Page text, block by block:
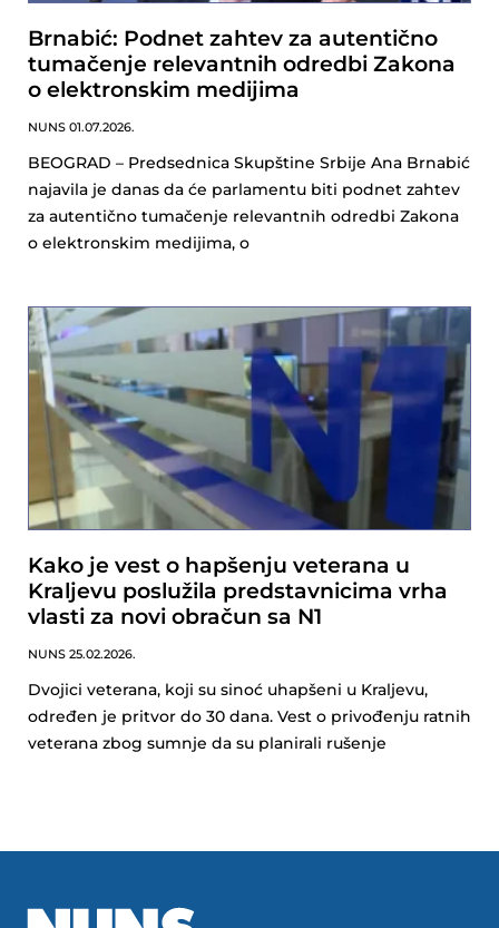
Brnabić: Podnet zahtev za autentično
tumačenje relevantnih odredbi Zakona
o elektronskim medijima
NUNS 01.07.2026.
BEOGRAD – Predsednica Skupštine Srbije Ana Brnabić
najavila je danas da će parlamentu biti podnet zahtev
za autentično tumačenje relevantnih odredbi Zakona
o elektronskim medijima, o
Kako je vest o hapšenju veterana u
Kraljevu poslužila predstavnicima vrha
vlasti za novi obračun sa N1
NUNS 25.02.2026.
Dvojici veterana, koji su sinoć uhapšeni u Kraljevu,
određen je pritvor do 30 dana. Vest o privođenju ratnih
veterana zbog sumnje da su planirali rušenje